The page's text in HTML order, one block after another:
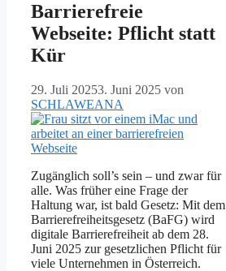
Barrierefreie
Webseite: Pflicht statt
Kür
29. Juli 20253. Juni 2025 von
SCHLAWEANA
Zugänglich soll’s sein – und zwar für
alle. Was früher eine Frage der
Haltung war, ist bald Gesetz: Mit dem
Barrierefreiheitsgesetz (BaFG) wird
digitale Barrierefreiheit ab dem 28.
Juni 2025 zur gesetzlichen Pflicht für
viele Unternehmen in Österreich.